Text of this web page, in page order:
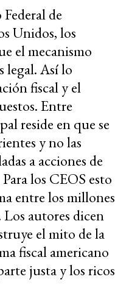
de
Unidos, los
el mecanismo
legal. Así lo
fiscal y el
Entre
reside en que se
y no las
a acciones de
los CEOS esto
entre los millones
Los autores dicen
el mito de la
fiscal americano
justa y los ricos